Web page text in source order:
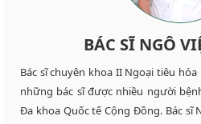
BÁC SĨ NGÔ
Bác sĩ chuyên khoa II Ngoại tiêu
những bác sĩ được nhiều người
Đa khoa Quốc tế Cộng Đồng. Bác sĩ